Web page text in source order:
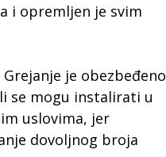
i opremljen je svim
je obezbeđeno
se mogu instalirati u
uslovima, jer
dovoljnog broja